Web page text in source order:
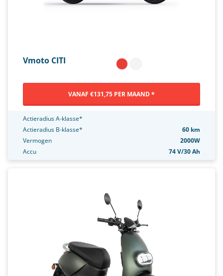
Vmoto CITI
VANAF €131,75 PER MAAND *
Actieradius A-klasse*
Actieradius B-klasse*
60 km
Vermogen
2000W
Accu
74 V/30 Ah